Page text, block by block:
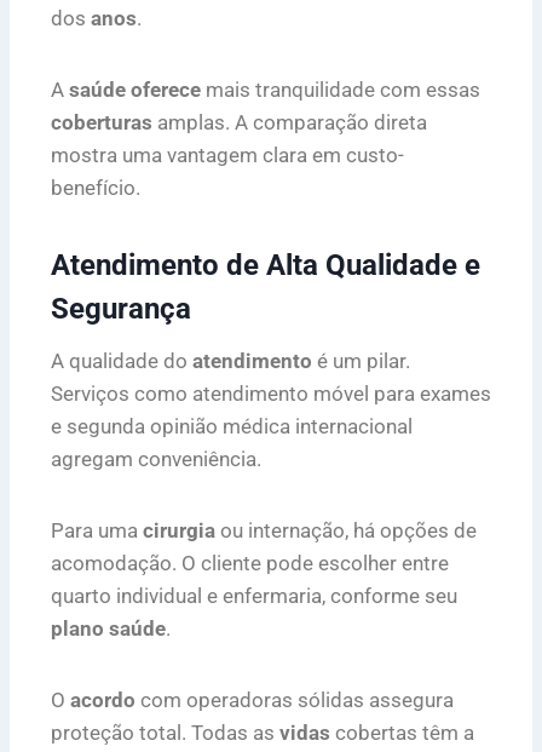
dos anos.
A saúde oferece mais tranquilidade com essas
coberturas amplas. A comparação direta
mostra uma vantagem clara em custo-
benefício.
Atendimento de Alta Qualidade e
Segurança
A qualidade do atendimento é um pilar.
Serviços como atendimento móvel para exames
e segunda opinião médica internacional
agregam conveniência.
Para uma cirurgia ou internação, há opções de
acomodação. O cliente pode escolher entre
quarto individual e enfermaria, conforme seu
plano saúde.
O acordo com operadoras sólidas assegura
proteção total. Todas as vidas cobertas têm a